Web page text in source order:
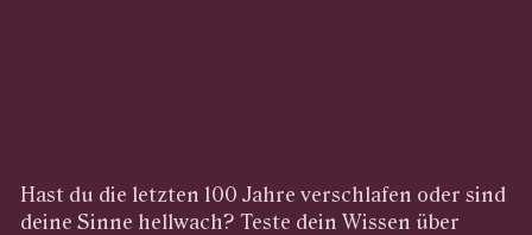
Hast du die letzten 100 Jahre verschlafen oder sind
deine Sinne hellwach? Teste dein Wissen über